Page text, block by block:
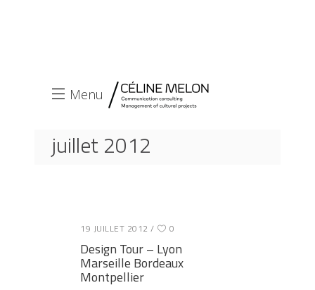
Menu
juillet 2012
19 JUILLET 2012 0
Design Tour – Lyon
Marseille Bordeaux
Montpellier